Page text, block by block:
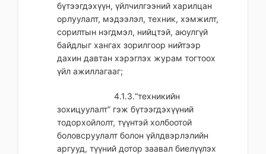
бүтээгдэхүүн, үйлчилгээний харилцан
орлуулалт, мэдээлэл, техник, хэмжилт,
сорилтын нэгдмэл, нийцтэй, аюулгүй
байдлыг хангах зорилгоор нийтээр
дахин давтан хэрэглэх журам тогтоох
үйл ажиллагааг;
4.1.3.“техникийн
зохицуулалт” гэж бүтээгдэхүүний
тодорхойлолт, түүнтэй холбоотой
боловсруулалт болон үйлдвэрлэлийн
аргууд, түүний дотор заавал биелүүлэх